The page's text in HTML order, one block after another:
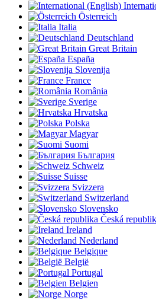
Österreich
Italia
Deutschland
Great Britain
España
Slovenija
France
România
Sverige
Hrvatska
Polska
Magyar
Suomi
България
Schweiz
Suisse
Svizzera
Switzerland
Slovensko
Česká
Ireland
Nederland
Belgique
België
Portugal
Belgien
Norge